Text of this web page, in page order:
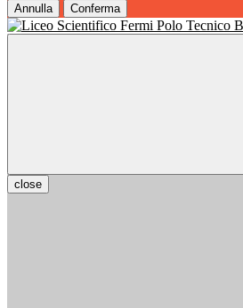
Annulla Conferma
close